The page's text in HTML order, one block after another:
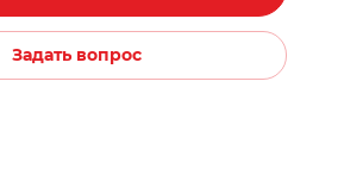
Задать вопрос